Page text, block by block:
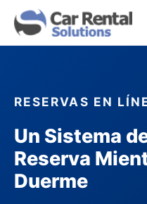
RESERVAS EN
Un Sistema
Reserva
Duerme